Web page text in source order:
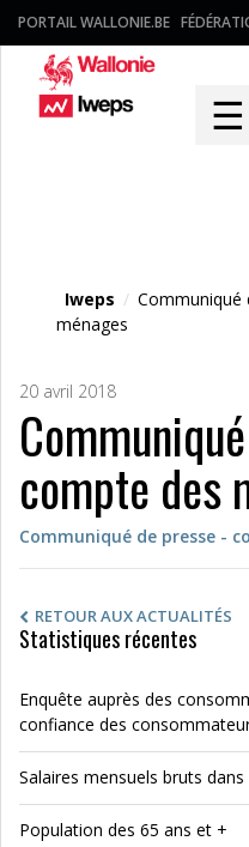
PORTAIL WALLONIE.BE
☰
Iweps / Communiqué
ménages
20 avril 2018
compte des
Communiqué de presse -
RETOUR AUX ACTUALITÉS
Statistiques récentes
Enquête auprès des
confiance des
Salaires mensuels bruts
Population des 65 ans et +